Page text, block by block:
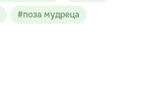
#поза мудреца